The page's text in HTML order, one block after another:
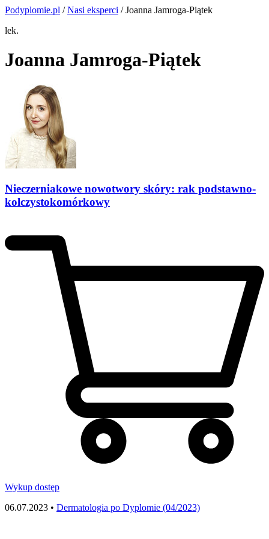
Podyplomie.pl /Nasi eksperci / Joanna Jamroga-Piątek
lek.
Joanna Jamroga-Piątek
Nieczerniakowe nowotwory skóry: rak podstawno-
kolczystokomórkowy
Wykup dostęp
06.07.2023 • Dermatologia po Dyplomie (04/2023)